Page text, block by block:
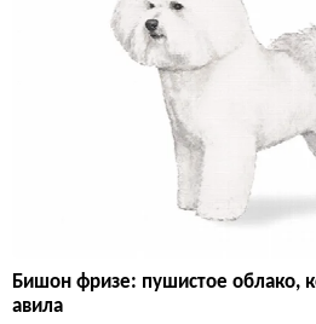
Бишон фризе: пушистое облако,
авила